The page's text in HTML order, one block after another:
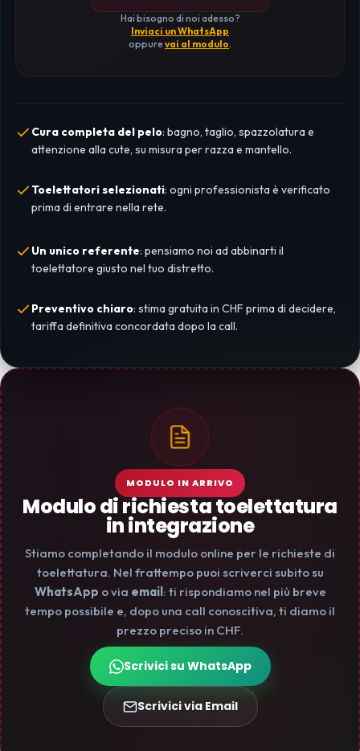
Hai bisogno di noi adesso?
Inviaci un WhatsApp
oppurevai al modulo.
Cura completa del pelo: bagno, taglio, spazzolatura e
attenzione alla cute, su misura per razza e mantello.
Toelettatori selezionati: ogni professionista è verificato
prima di entrare nella rete.
Un unico referente: pensiamo noi ad abbinarti il
toelettatore giusto nel tuo distretto.
Preventivo chiaro: stima gratuita in CHF prima di decidere,
tariffa definitiva concordata dopo la call.
MODULO IN ARRIVO
Modulo di richiesta toelettatura
in integrazione
Stiamo completando il modulo online per le richieste di
toelettatura. Nel frattempo puoi scriverci subito su
WhatsApp o via email : ti rispondiamo nel più breve
tempo possibile e, dopo una call conoscitiva, ti diamo il
prezzo preciso in CHF.
Scrivici su WhatsApp
Scrivici via Email